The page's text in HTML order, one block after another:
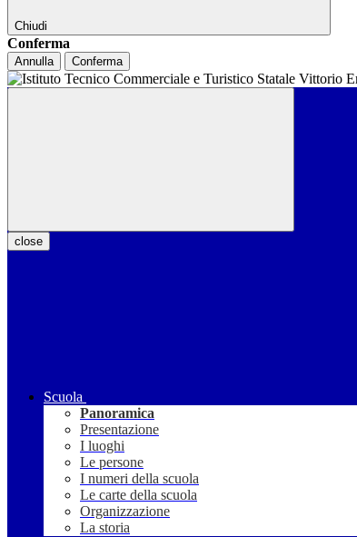
Chiudi
Conferma
Annulla Conferma
close
Scuola
Panoramica
Presentazione
I luoghi
Le persone
I numeri della scuola
Le carte della scuola
Organizzazione
La storia